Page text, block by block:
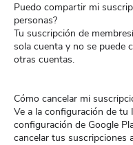
Puedo compartir mi
personas?
Tu suscripción de
sola cuenta y no se puede
otras cuentas.
Cómo cancelar mi
Ve a la configuración de tu
configuración de Google
cancelar tus suscripciones